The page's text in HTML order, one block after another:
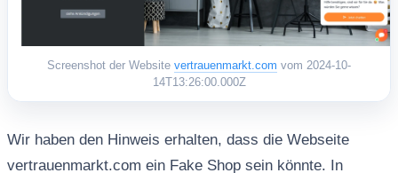
Screenshot der Website vertrauenmarkt.com vom 2024-10-
14T13:26:00.000Z
Wir haben den Hinweis erhalten, dass die Webseite
vertrauenmarkt.com ein Fake Shop sein könnte. In